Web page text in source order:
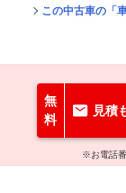
この中古車の「
無
料
見積
※お電話番